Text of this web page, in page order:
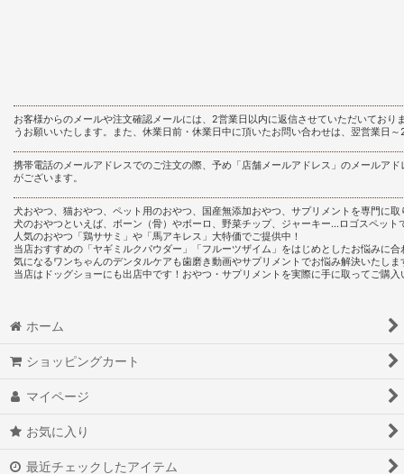
お客様からのメールや注文確認メールには、2営業日以内に返信させていただいてお
うお願いいたします。また、休業日前・休業日中に頂いたお問い合わせは、翌営業日
携帯電話のメールアドレスでのご注文の際、予め「店舗メールアドレス」のメールア
がございます。
犬おやつ、猫おやつ、ペット用のおやつ、国産無添加おやつ、サプリメントを専門に
犬のおやつといえば、ボーン（骨）やボーロ、野菜チップ、ジャーキー…ロゴスペッ
人気のおやつ「鶏ササミ」や「馬アキレス」大特価でご提供中！
当店おすすめの「ヤギミルクパウダー」「フルーツザイム」をはじめとしたお悩みに
気になるワンちゃんのデンタルケアも歯磨き動画やサプリメントでお悩み解決いたしま
当店はドッグショーにも出店中です！おやつ・サプリメントを実際に手に取ってご購
ホーム
ショッピングカート
マイページ
お気に入り
最近チェックしたアイテム